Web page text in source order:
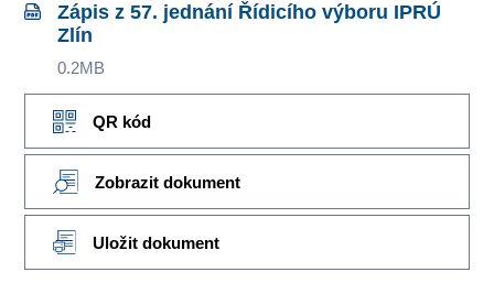
Zápis z 57. jednání Řídicího výboru IPRÚ
Zlín
0.2MB
QR kód
Zobrazit dokument
Uložit dokument